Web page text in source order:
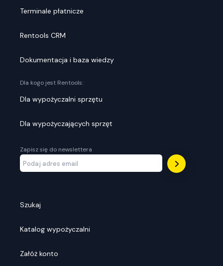
Terminale płatnicze
Rentools CRM
Dokumentacja i baza wiedzy
Dla kogo jest Rentools:
Dla wypożyczalni sprzętu
Dla wypożyczających sprzęt
Zapisz się do newslettera
Szukaj
Katalog wypożyczalni
Załóż konto